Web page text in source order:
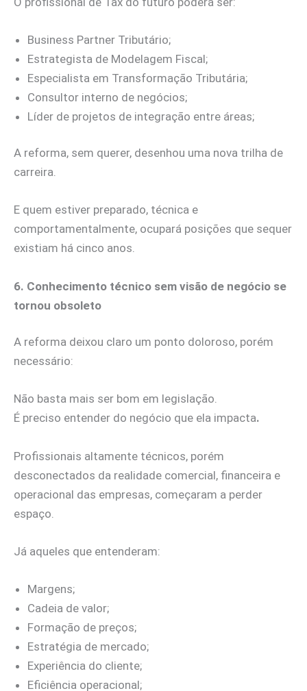
Business Partner Tributário;
Estrategista de Modelagem Fiscal;
Especialista em Transformação Tributária;
Consultor interno de negócios;
Líder de projetos de integração entre áreas;
A reforma, sem querer, desenhou uma nova trilha de
carreira.
E quem estiver preparado, técnica e
comportamentalmente, ocupará posições que sequer
existiam há cinco anos.
6. Conhecimento técnico sem visão de negócio se
tornou obsoleto
A reforma deixou claro um ponto doloroso, porém
necessário:
Não basta mais ser bom em legislação.
É preciso entender do negócio que ela impacta.
Profissionais altamente técnicos, porém
desconectados da realidade comercial, financeira e
operacional das empresas, começaram a perder
espaço.
Já aqueles que entenderam:
Margens;
Cadeia de valor;
Formação de preços;
Estratégia de mercado;
Experiência do cliente;
Eficiência operacional;